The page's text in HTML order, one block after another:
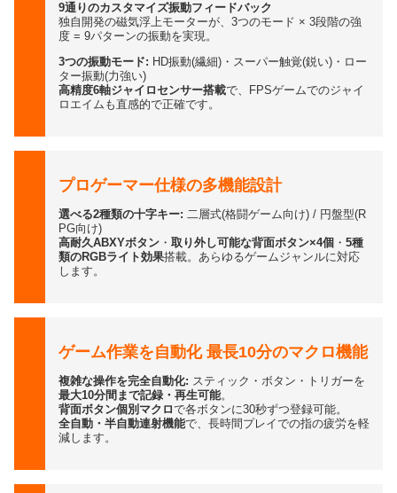
9通りのカスタマイズ振動フィードバック
独自開発の磁気浮上モーターが、3つのモード × 3段階の強
度 = 9パターンの振動を実現。
3つの振動モード: HD振動(繊細)・スーパー触覚(鋭い)・ロー
ター振動(力強い)
高精度6軸ジャイロセンサー搭載で、FPSゲームでのジャイ
ロエイムも直感的で正確です。
プロゲーマー仕様の多機能設計
選べる2種類の十字キー: 二層式(格闘ゲーム向け) / 円盤型(R
PG向け)
高耐久ABXYボタン ・ 取り外し可能な背面ボタン×4個 ・ 5種
類のRGBライト効果搭載。あらゆるゲームジャンルに対応
します。
ゲーム作業を自動化 最長10分のマクロ機能
複雑な操作を完全自動化: スティック・ボタン・トリガーを
最大10分間まで記録・再生可能。
背面ボタン個別マクロで各ボタンに30秒ずつ登録可能。
全自動・半自動連射機能で、長時間プレイでの指の疲労を軽
減します。